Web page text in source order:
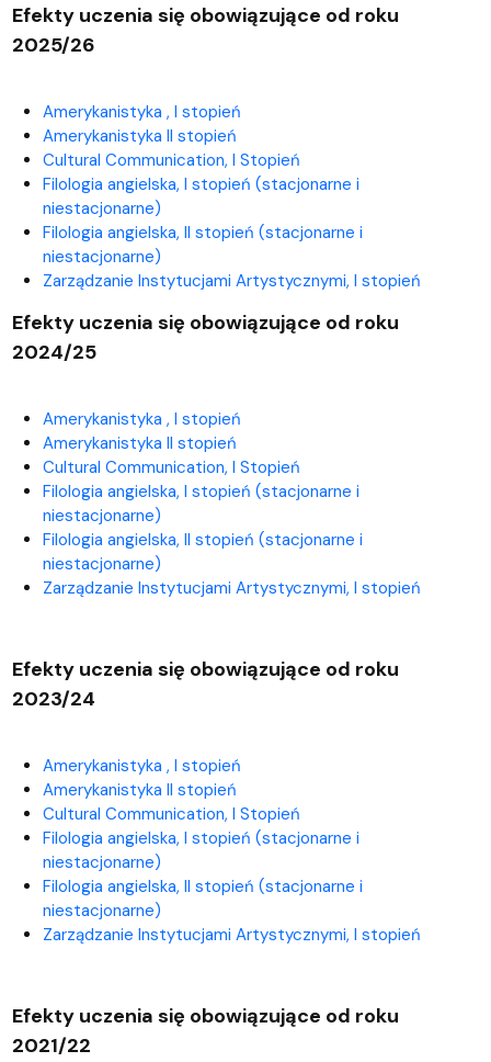
Efekty uczenia się obowiązujące od roku
2025/26
Amerykanistyka , I stopień
Amerykanistyka II stopień
Cultural Communication, I Stopień
Filologia angielska, I stopień (stacjonarne i
niestacjonarne)
Filologia angielska, II stopień (stacjonarne i
niestacjonarne)
Zarządzanie Instytucjami Artystycznymi, I stopień
Efekty uczenia się obowiązujące od roku
2024/25
Amerykanistyka , I stopień
Amerykanistyka II stopień
Cultural Communication, I Stopień
Filologia angielska, I stopień (stacjonarne i
niestacjonarne)
Filologia angielska, II stopień (stacjonarne i
niestacjonarne)
Zarządzanie Instytucjami Artystycznymi, I stopień
Efekty uczenia się obowiązujące od roku
2023/24
Amerykanistyka , I stopień
Amerykanistyka II stopień
Cultural Communication, I Stopień
Filologia angielska, I stopień (stacjonarne i
niestacjonarne)
Filologia angielska, II stopień (stacjonarne i
niestacjonarne)
Zarządzanie Instytucjami Artystycznymi, I stopień
Efekty uczenia się obowiązujące od roku
2021/22